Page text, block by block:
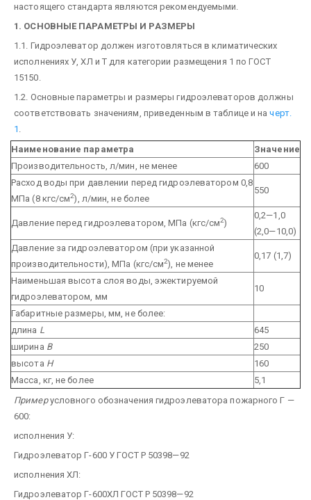
настоящего стандарта являются рекомендуемыми.
1. ОСНОВНЫЕ ПАРАМЕТРЫ И РАЗМЕРЫ
1.1. Гидроэлеватор должен изготовляться в климатических
исполнениях У, ХЛ и Т для категории размещения 1 по ГОСТ
15150.
1.2. Основные параметры и размеры гидроэлеваторов должны
соответствовать значениям, приведенным в таблице и начерт.
1
Наименование параметра
Значение
Производительность, л/мин, не менее
600
Расход воды при давлении перед гидроэлеватором 0,8
МПа (8 кгс/см2), л/мин, не более
550
Давление перед гидроэлеватором, МПа (кгс/см2)
0,2—1,0
(2,0—10,0)
Давление за гидроэлеватором (при указанной
производительности), МПа (кгс/см2), не менее
0,17 (1,7)
Наименьшая высота слоя воды, эжектируемой
гидроэлеватором, мм
10
Габаритные размеры, мм, не более:
длина L
645
ширина В
250
высота Н
160
Масса, кг, не более
5,1
Примерусловного обозначения гидроэлеватора пожарного Г —
600:
исполнения У:
Гидроэлеватор Г-600 У ГОСТ Р 50398—92
исполнения ХЛ:
Гидроэлеватор Г-600ХЛ ГОСТ Р 50398—92